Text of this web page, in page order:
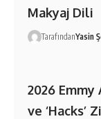
Makyaj Dili
TarafındanYasin
2026 Emmy
ve ‘Hacks’